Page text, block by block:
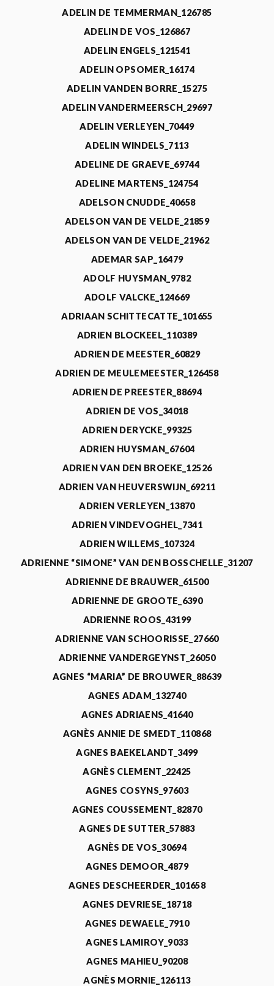
ADELIN DE TEMMERMAN_126785
ADELIN DE VOS_126867
ADELIN ENGELS_121541
ADELIN OPSOMER_16174
ADELIN VANDEN BORRE_15275
ADELIN VANDERMEERSCH_29697
ADELIN VERLEYEN_70449
ADELIN WINDELS_7113
ADELINE DE GRAEVE_69744
ADELINE MARTENS_124754
ADELSON CNUDDE_40658
ADELSON VAN DE VELDE_21859
ADELSON VAN DE VELDE_21962
ADEMAR SAP_16479
ADOLF HUYSMAN_9782
ADOLF VALCKE_124669
ADRIAAN SCHITTECATTE_101655
ADRIEN BLOCKEEL_110389
ADRIEN DE MEESTER_60829
ADRIEN DE MEULEMEESTER_126458
ADRIEN DE PREESTER_88694
ADRIEN DE VOS_34018
ADRIEN DERYCKE_99325
ADRIEN HUYSMAN_67604
ADRIEN VAN DEN BROEKE_12526
ADRIEN VAN HEUVERSWIJN_69211
ADRIEN VERLEYEN_13870
ADRIEN VINDEVOGHEL_7341
ADRIEN WILLEMS_107324
ADRIENNE “SIMONE” VAN DEN BOSSCHELLE_31207
ADRIENNE DE BRAUWER_61500
ADRIENNE DE GROOTE_6390
ADRIENNE ROOS_43199
ADRIENNE VAN SCHOORISSE_27660
ADRIENNE VANDERGEYNST_26050
AGNES “MARIA” DE BROUWER_88639
AGNES ADAM_132740
AGNES ADRIAENS_41640
AGNÈS ANNIE DE SMEDT_110868
AGNES BAEKELANDT_3499
AGNÈS CLEMENT_22425
AGNES COSYNS_97603
AGNES COUSSEMENT_82870
AGNES DE SUTTER_57883
AGNÈS DE VOS_30694
AGNES DEMOOR_4879
AGNES DESCHEERDER_101658
AGNES DEVRIESE_18718
AGNES DEWAELE_7910
AGNES LAMIROY_9033
AGNES MAHIEU_90208
AGNÈS MORNIE_126113